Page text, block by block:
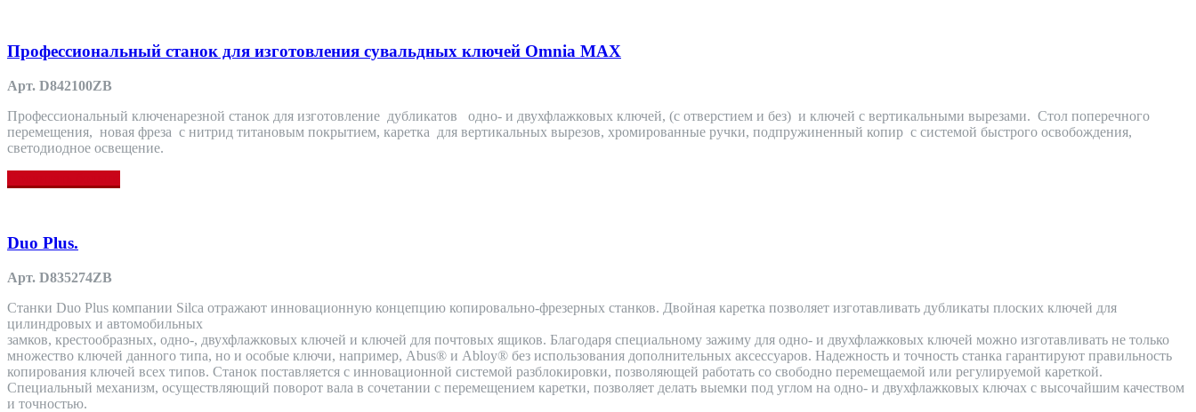
Профессиональный станок для изготовления сувальдных ключей Omnia MAX
Арт. D842100ZB
Профессиональный ключенарезной станок для изготовление дубликатов одно- и двухфлажковых ключей, (c отверстием и без) и ключей с вертикальными вырезами. Стол поперечного
перемещения, новая фреза с нитрид титановым покрытием, каретка для вертикальных вырезов, хромированные ручки, подпружиненный копир с системой быстрого освобождения,
светодиодное освещение.
Duo Plus.
Арт. D835274ZB
Станки Duo Plus компании Silca отражают инновационную концепцию копировально-фрезерных станков. Двойная каретка позволяет изготавливать дубликаты плоских ключей для
цилиндровых и автомобильных
замков, крестообразных, одно-, двухфлажковых ключей и ключей для почтовых ящиков. Благодаря специальному зажиму для одно- и двухфлажковых ключей можно изготавливать не только
множество ключей данного типа, но и особые ключи, например, Abus® и Abloy® без использования дополнительных аксессуаров. Надежность и точность станка гарантируют правильность
копирования ключей всех типов. Станок поставляется с инновационной системой разблокировки, позволяющей работать со свободно перемещаемой или регулируемой кареткой.
Специальный механизм, осуществляющий поворот вала в сочетании с перемещением каретки, позволяет делать выемки под углом на одно- и двухфлажковых ключах с высочайшим качеством
и точностью.